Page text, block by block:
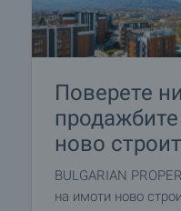
Поверете
ново
BULGARIAN
на имоти ново